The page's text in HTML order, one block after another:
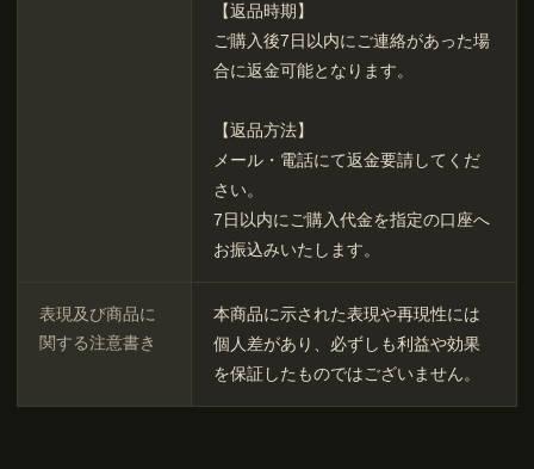
【返品時期】
ご購入後7日以内にご連絡があった場
合に返金可能となります。
【返品方法】
メール・電話にて返金要請してくだ
さい。
7日以内にご購入代金を指定の口座へ
お振込みいたします。
表現及び商品に
関する注意書き
本商品に示された表現や再現性には
個人差があり、必ずしも利益や効果
を保証したものではございません。